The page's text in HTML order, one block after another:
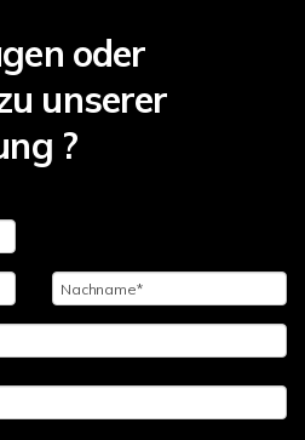
oder
unserer
?